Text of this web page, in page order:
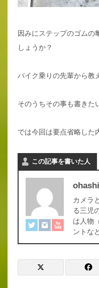
因みにステップのゴムの
しょうか？
バイク乗りの先輩から教
そのうちその事も書きた
では今回は要点省略した
この記事を書いた人
ohashi
カメラ
る三児
は人物
ントな